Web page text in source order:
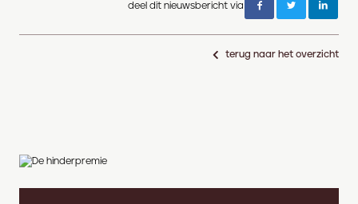
deel dit nieuwsbericht via
terug naar het overzicht